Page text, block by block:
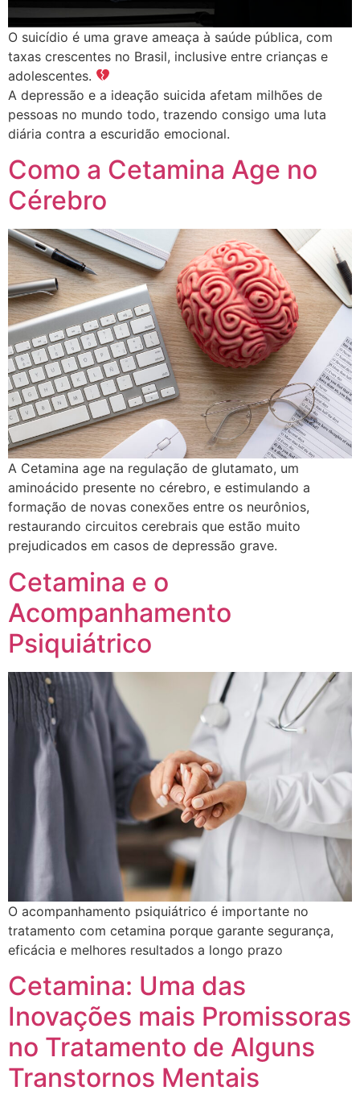
O suicídio é uma grave ameaça à saúde pública, com
taxas crescentes no Brasil, inclusive entre crianças e
adolescentes.
A depressão e a ideação suicida afetam milhões de
pessoas no mundo todo, trazendo consigo uma luta
diária contra a escuridão emocional.
Como a Cetamina Age no
Cérebro
​A Cetamina age na regulação de glutamato, um
aminoácido presente no cérebro, e estimulando a
formação de novas conexões entre os neurônios,
restaurando circuitos cerebrais que estão muito
prejudicados em casos de depressão grave.
Cetamina e o
Acompanhamento
Psiquiátrico
O acompanhamento psiquiátrico é importante no
tratamento com cetamina porque garante segurança,
eficácia e melhores resultados a longo prazo
Cetamina: Uma das
Inovações mais Promissoras
no Tratamento de Alguns
Transtornos Mentais